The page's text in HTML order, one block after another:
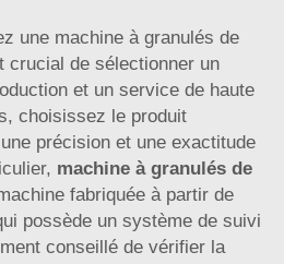
une machine à granulés de
crucial de sélectionner un
et un service de haute
choisissez le produit
précision et une exactitude
machine à granulés de
fabriquée à partir de
possède un système de suivi
conseillé de vérifier la